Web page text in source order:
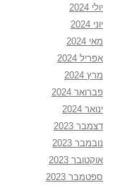
יולי 2024
יוני 2024
מאי 2024
אפריל 2024
מרץ 2024
פברואר 2024
ינואר 2024
דצמבר 2023
נובמבר 2023
אוקטובר 2023
ספטמבר 2023